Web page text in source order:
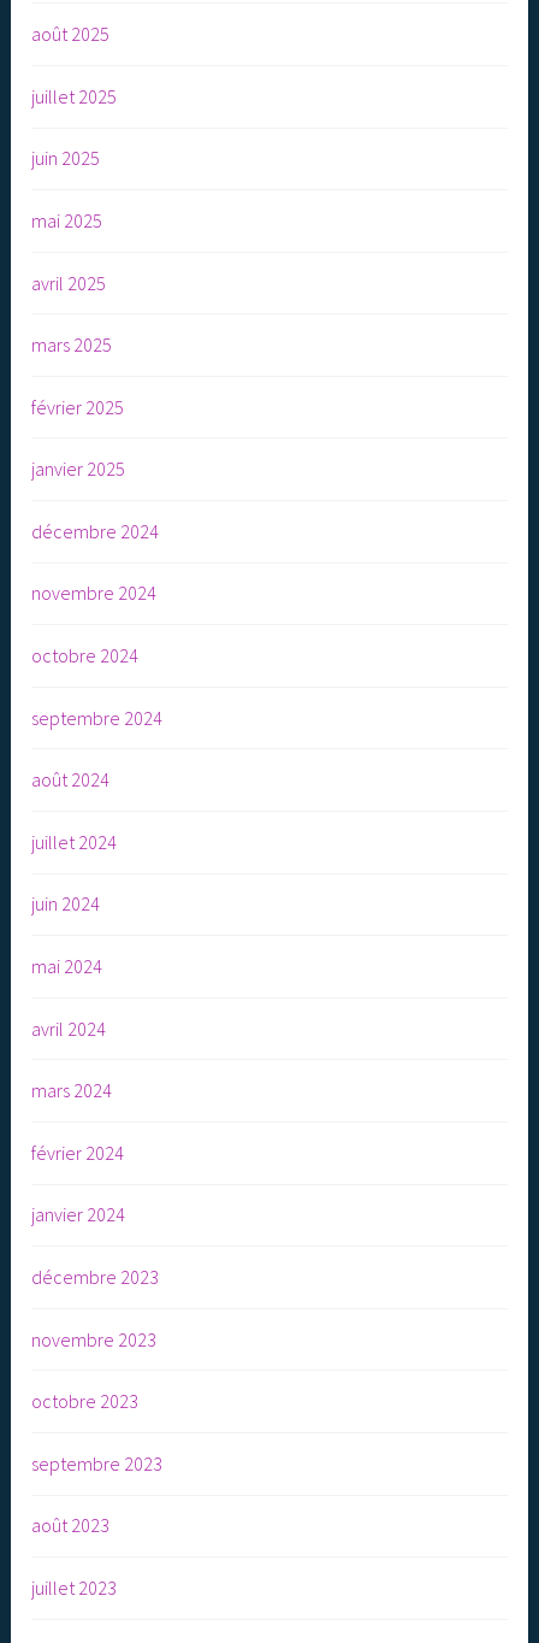
août 2025
juillet 2025
juin 2025
mai 2025
avril 2025
mars 2025
février 2025
janvier 2025
décembre 2024
novembre 2024
octobre 2024
septembre 2024
août 2024
juillet 2024
juin 2024
mai 2024
avril 2024
mars 2024
février 2024
janvier 2024
décembre 2023
novembre 2023
octobre 2023
septembre 2023
août 2023
juillet 2023